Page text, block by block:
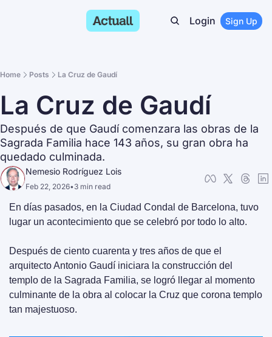
Login Sign Up
Home Posts La Cruz de Gaudí
La Cruz de Gaudí
Después de que Gaudí comenzara las obras de la
Sagrada Familia hace 143 años, su gran obra ha
quedado culminada.
Nemesio Rodríguez Lois
Feb 22, 2026•3 min read
En días pasados, en la Ciudad Condal de Barcelona, tuvo
lugar un acontecimiento que se celebró por todo lo alto.
Después de ciento cuarenta y tres años de que el
arquitecto Antonio Gaudí iniciara la construcción del
templo de la Sagrada Familia, se logró llegar al momento
culminante de la obra al colocar la Cruz que corona templo
tan majestuoso.